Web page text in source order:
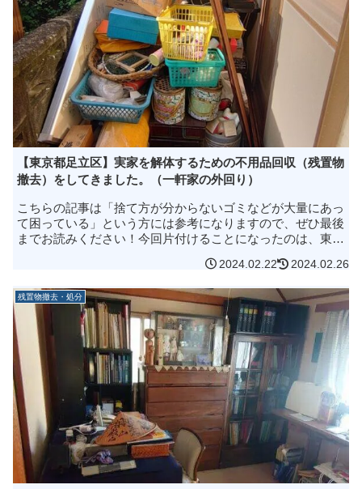
【東京都足立区】実家を解体するための不用品回収（残置物
撤去）をしてきました。（一軒家の外回り）
こちらの記事は「捨て方が分からないゴミなどが大量にあっ
て困っている」という方には参考になりますので、ぜひ最後
までお読みください！今回片付けることになったのは、東京
2024.02.22 2024.02.26
残置物撤去・処分